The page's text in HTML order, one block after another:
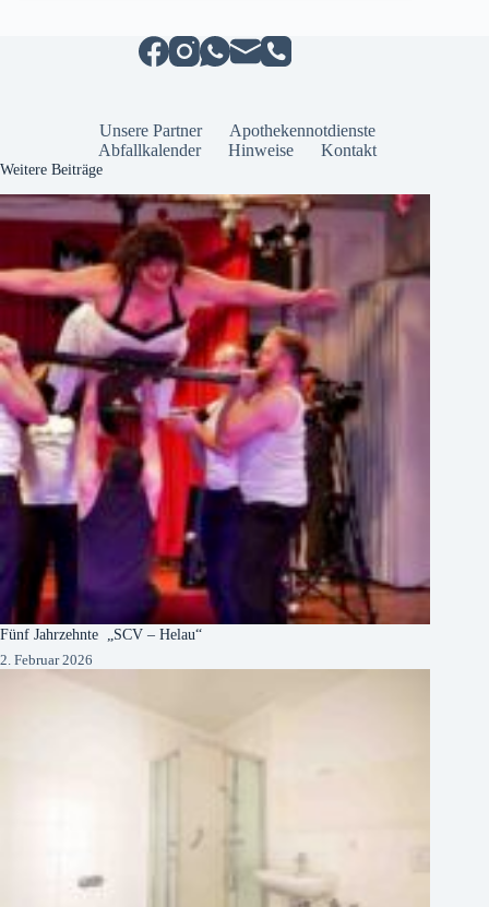
Tage
voller
Unterhaltung
Unsere Partner
Apothekennotdienste
Abfallkalender
Hinweise Kontakt
Weitere Beiträge
Fünf Jahrzehnte „SCV – Helau“
2. Februar 2026